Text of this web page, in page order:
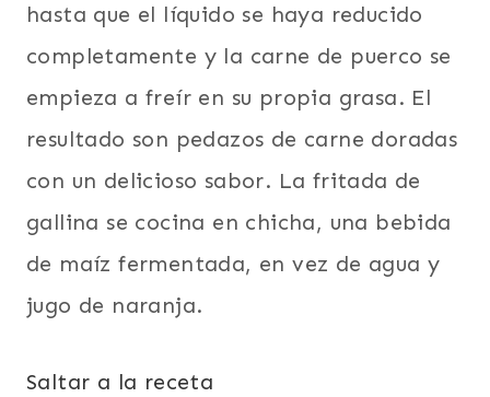
hasta que el líquido se haya reducido
completamente y la carne de puerco se
empieza a freír en su propia grasa. El
resultado son pedazos de carne doradas
con un delicioso sabor. La fritada de
gallina se cocina en chicha, una bebida
de maíz fermentada, en vez de agua y
jugo de naranja.
Saltar a la receta